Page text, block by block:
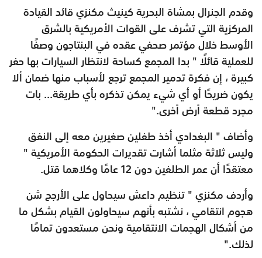
وقدم الجنرال بمشاة البحرية كينيث مكنزي قائد القيادة
المركزية التي تشرف على القوات الأمريكية بالشرق
الأوسط خلال مؤتمر صحفي عقده في البنتاجون وصفًا
للعملية قائلًا " بدا المجمع كساحة لانتظار السيارات بها حفر
كبيرة ، إن فكرة تدمير المجمع ترجع لأسباب منها ضمان ألا
يكون ضريحًا أو أي شيء يمكن تذكره بأي طريقة... بات
مجرد قطعة أرض أخرى".
وأضاف " البغدادي أخذ طفلين صغيرين معه إلى النفق
وليس ثلاثة مثلما أشارت تقديرات الحكومة الأمريكية "
معتقدًا أن عمر الطلفين دون 12 عامًا وكلاهما قتل
.
وأردف مكنزي " تنظيم داعش سيحاول على الأرجح شن
هجوم انتقامي ، نشتبه بأنهم سيحاولون القيام بشكل ما
من أشكال الهجمات الانتقامية ونحن مستعدون تمامًا
لذلك".